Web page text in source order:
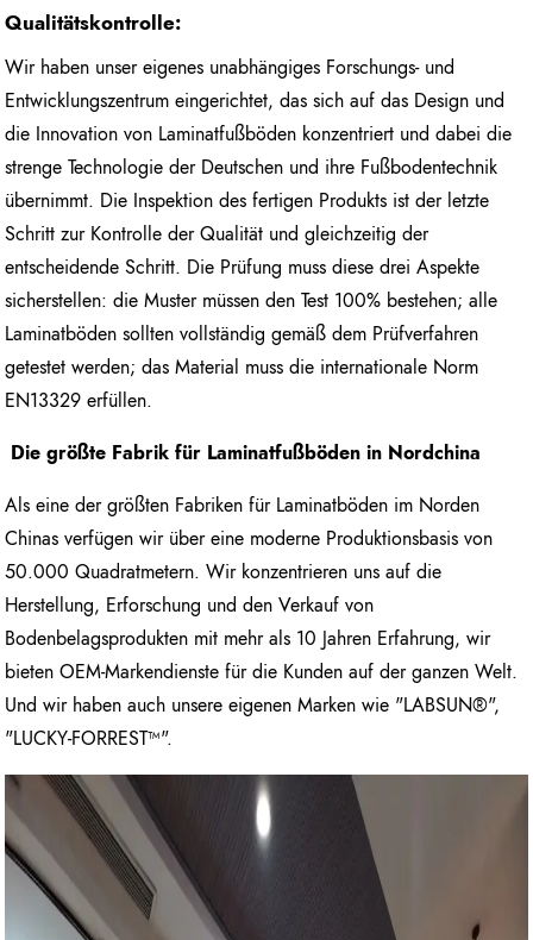
Qualitätskontrolle:
Wir haben unser eigenes unabhängiges Forschungs- und
Entwicklungszentrum eingerichtet, das sich auf das Design und
die Innovation von Laminatfußböden konzentriert und dabei die
strenge Technologie der Deutschen und ihre Fußbodentechnik
übernimmt. Die Inspektion des fertigen Produkts ist der letzte
Schritt zur Kontrolle der Qualität und gleichzeitig der
entscheidende Schritt. Die Prüfung muss diese drei Aspekte
sicherstellen: die Muster müssen den Test 100% bestehen; alle
Laminatböden sollten vollständig gemäß dem Prüfverfahren
getestet werden; das Material muss die internationale Norm
EN13329 erfüllen.
Die größte Fabrik für Laminatfußböden in Nordchina
Als eine der größten Fabriken für Laminatböden im Norden
Chinas verfügen wir über eine moderne Produktionsbasis von
50.000 Quadratmetern. Wir konzentrieren uns auf die
Herstellung, Erforschung und den Verkauf von
Bodenbelagsprodukten mit mehr als 10 Jahren Erfahrung, wir
bieten OEM-Markendienste für die Kunden auf der ganzen Welt.
Und wir haben auch unsere eigenen Marken wie "LABSUN®",
"LUCKY-FORREST™".